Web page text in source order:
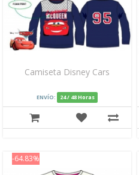
Camiseta Disney Cars
ENVÍO: 24 / 48 Horas
-64.83%